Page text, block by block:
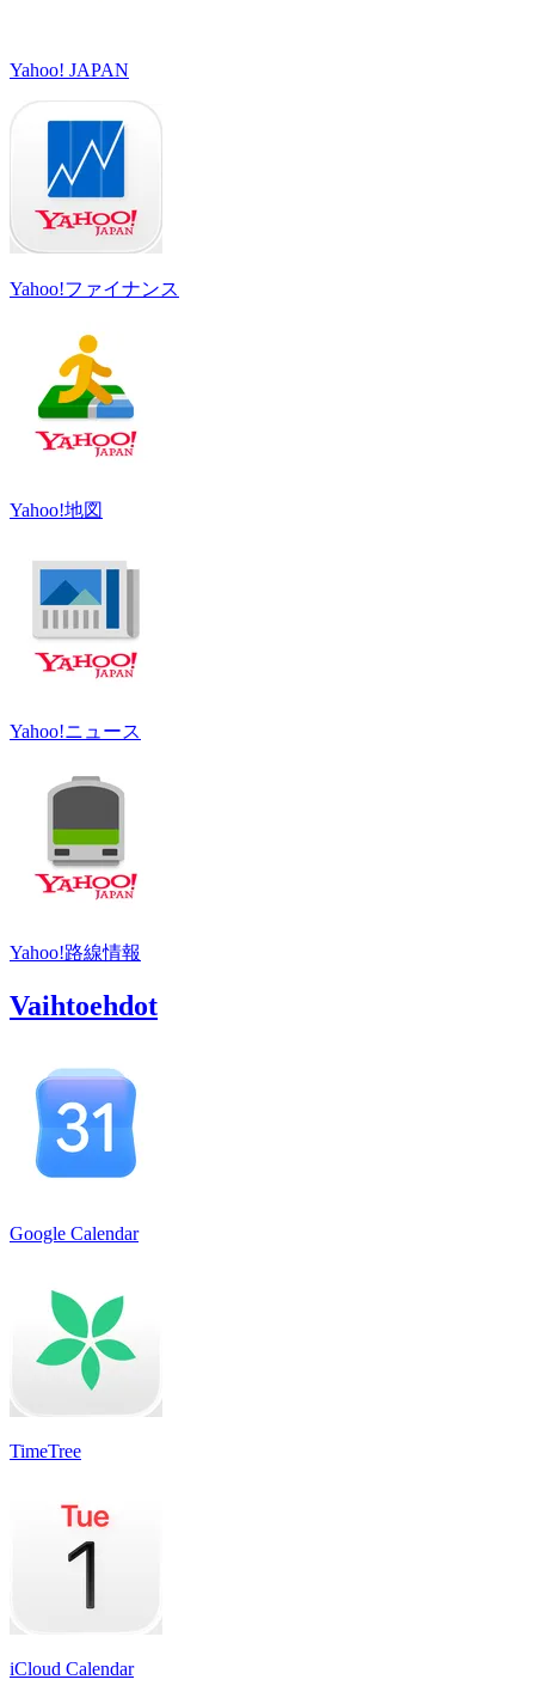
Yahoo! JAPAN
Yahoo!ファイナンス
Yahoo!地図
Yahoo!ニュース
Yahoo!路線情報
Vaihtoehdot
Google Calendar
TimeTree
iCloud Calendar